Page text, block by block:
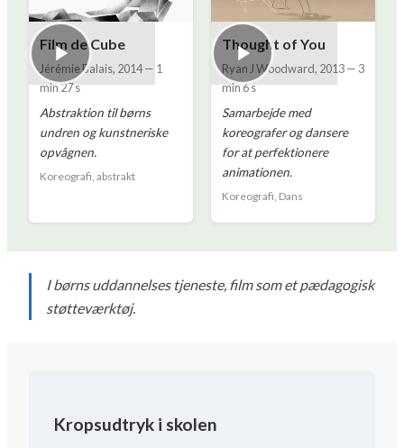
Film de Cube
Jérémie Balais, 2014— 1
min 27 s
Abstraktion til børns
undren og kunstneriske
opvågnen.
Koreografi, abstrakt
Thought of You
Ryan J Woodward, 2013— 3
min 6 s
Samarbejde med
koreografer og dansere
for at perfektionere
animationen.
Koreografi, Dans
I børns uddannelses tjeneste, film som et pædagogisk
støtteværktøj.
Kropsudtryk i skolen